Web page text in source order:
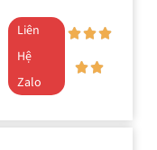
Liên
Hệ
Zalo